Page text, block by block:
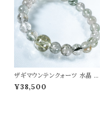
ザギマウンテンクォーツ 水晶 ブ
レスレット 高波動 アセンションス
トーン パワーストーン 天然石 t0
¥38,500